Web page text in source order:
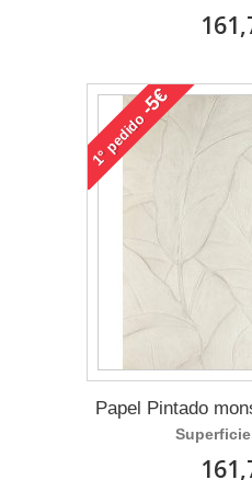
1°
pedido
-5€
Papel Pintado